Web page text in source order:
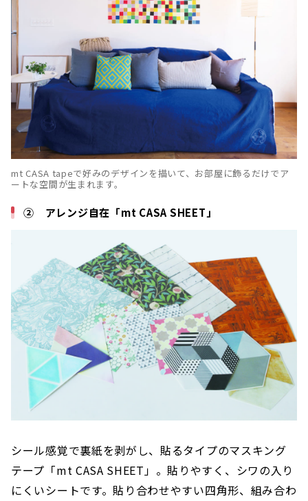
mt CASA tapeで好みのデザインを描いて、お部屋に飾るだけでア
ートな空間が生まれます。
② アレンジ自在「mt CASA SHEET」
シール感覚で裏紙を剥がし、貼るタイプのマスキング
テープ「mt CASA SHEET」。貼りやすく、シワの入り
にくいシートです。貼り合わせやすい四角形、組み合わ